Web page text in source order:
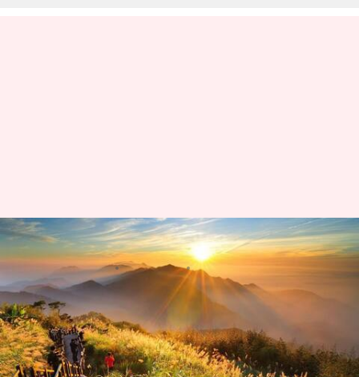
台湾の中央山脈で冒険を楽しむ
著者 Keito Komeda Jun 01, 2026 01:01 pm
どんな話なの
台湾の中央山脈は、壮大な景色と高地での挑
戦、そして忘れられないアウトドア体験を求